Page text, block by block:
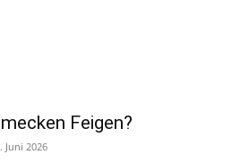
Feigen?
Juni 2026